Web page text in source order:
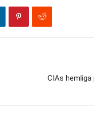
CIAs hemliga